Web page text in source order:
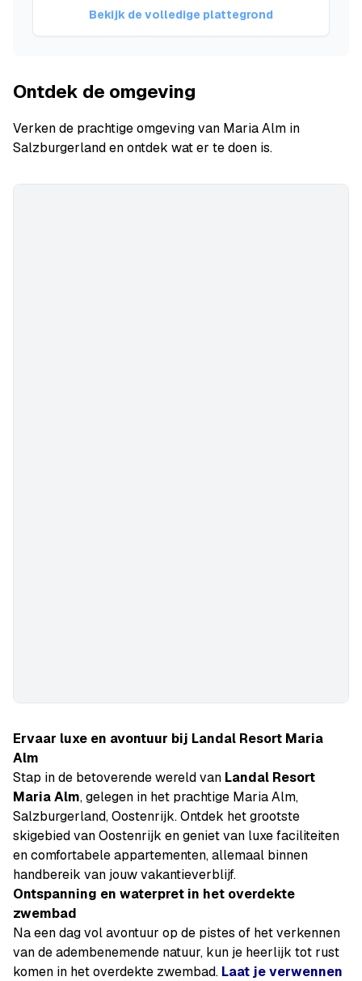
Bekijk de volledige plattegrond
Ontdek de omgeving
Verken de prachtige omgeving van Maria Alm in
Salzburgerland en ontdek wat er te doen is.
Ervaar luxe en avontuur bij Landal Resort Maria
Alm
Stap in de betoverende wereld van Landal Resort
Maria Alm, gelegen in het prachtige Maria Alm,
Salzburgerland, Oostenrijk. Ontdek het grootste
skigebied van Oostenrijk en geniet van luxe faciliteiten
en comfortabele appartementen, allemaal binnen
handbereik van jouw vakantieverblijf.
Ontspanning en waterpret in het overdekte
zwembad
Na een dag vol avontuur op de pistes of het verkennen
van de adembenemende natuur, kun je heerlijk tot rust
komen in het overdekte zwembad. Laat je verwennen